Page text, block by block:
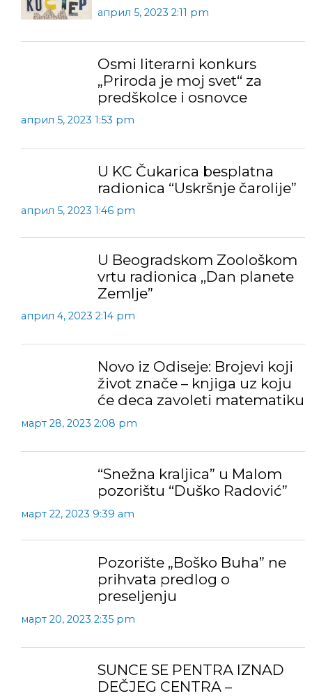
април 5, 2023 2:11 pm
Osmi literarni konkurs
„Priroda je moj svet“ za
predškolce i osnovce
април 5, 2023 1:53 pm
U KC Čukarica besplatna
radionica “Uskršnje čarolije”
април 5, 2023 1:46 pm
U Beogradskom Zoološkom
vrtu radionica ,,Dan planete
Zemlje”
април 4, 2023 2:14 pm
Novo iz Odiseje: Brojevi koji
život znače – knjiga uz koju
će deca zavoleti matematiku
март 28, 2023 2:08 pm
“Snežna kraljica” u Malom
pozorištu “Duško Radović”
март 22, 2023 9:39 am
Pozorište „Boško Buha” ne
prihvata predlog o
preseljenju
март 20, 2023 2:35 pm
SUNCE SE PENTRA IZNAD
DEČJEG CENTRA –